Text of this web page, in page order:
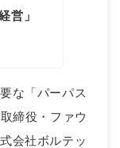
営」
な「パーパス
締役・ファウ
会社ボルテッ